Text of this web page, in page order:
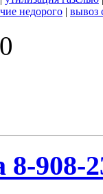
недорого | вывоз
8-908-